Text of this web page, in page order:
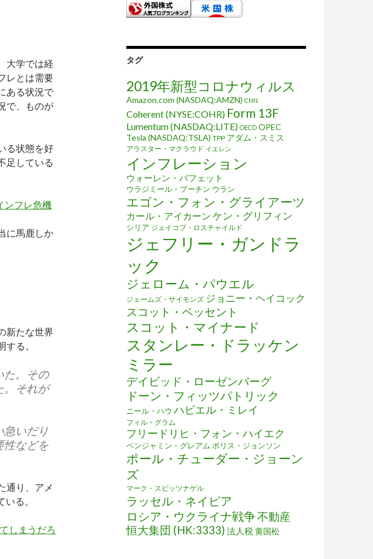
大学では経
レとは需要
ある状況で
で、ものが
る状態を好
足している
ンフレ危機
に馬鹿しか
新たな世界
る。
た。その
。それが
急いだり
性などを
通り、アメ
る。
しまうだろ
タグ
2019年新型コロナウィルス
Amazon.com (NASDAQ:AMZN) CNN
Coherent (NYSE:COHR) Form 13F
Lumentum (NASDAQ:LITE) OECD OPEC
Tesla (NASDAQ:TSLA) TPP アダム・スミス
アラスター・マクラウド イエレン
インフレーション
ウォーレン・バフェット
ウラジミール・プーチン ウラン
エゴン・フォン・グライアーツ
カール・アイカーン ケン・グリフィン
シリア ジェイコブ・ロスチャイルド
ジェフリー・ガンドラ
ック
ジェローム・パウエル
ジェームズ・サイモンズ ジョニー・ヘイコック
スコット・ベッセント
スコット・マイナード
スタンレー・ドラッケン
ミラー
デイビッド・ローゼンバーグ
ドーン・フィッツパトリック
ニール・ハウ ハビエル・ミレイ
フィル・グラム
フリードリヒ・フォン・ハイエク
ベンジャミン・グレアム ボリス・ジョンソン
ポール・チューダー・ジョーン
ズ
マーク・スピッツナゲル
ラッセル・ネイピア
ロシア・ウクライナ戦争不動産
恒大集団 (HK:3333) 法人税黄国松